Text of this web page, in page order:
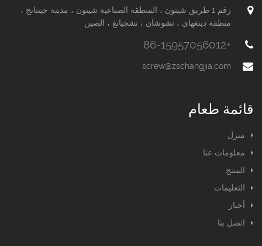
رقم 1 طريق شيتون ، المنطقة الصناعية شيتون ، مدينة جينتانج ،
منطقة دينغهاي ، تشوشان ، تشجيانغ ، الصين
+86-15957056012
screw@zschangjia.com
قائمة طعام
منزل
معلومات عنا
المنتج
التعليمات
أخبار
اتصل بنا